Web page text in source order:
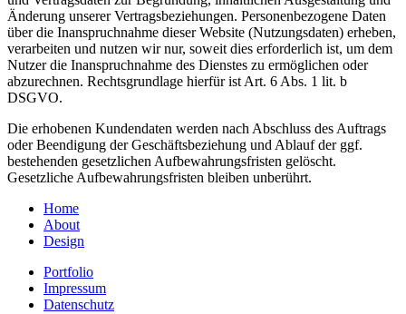
Änderung unserer Vertragsbeziehungen. Personenbezogene Daten
über die Inanspruchnahme dieser Website (Nutzungsdaten) erheben,
verarbeiten und nutzen wir nur, soweit dies erforderlich ist, um dem
Nutzer die Inanspruchnahme des Dienstes zu ermöglichen oder
abzurechnen. Rechtsgrundlage hierfür ist Art. 6 Abs. 1 lit. b
DSGVO.
Die erhobenen Kundendaten werden nach Abschluss des Auftrags
oder Beendigung der Geschäftsbeziehung und Ablauf der ggf.
bestehenden gesetzlichen Aufbewahrungsfristen gelöscht.
Gesetzliche Aufbewahrungsfristen bleiben unberührt.
Home
About
Design
Portfolio
Impressum
Datenschutz